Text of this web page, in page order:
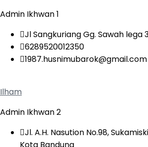
Admin Ikhwan 1
Jl Sangkuriang Gg. Sawah lega
6289520012350
1987.husnimubarok@gmail.com
Ilham
Admin Ikhwan 2
Jl. A.H. Nasution No.98,